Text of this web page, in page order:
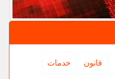
قانون خدمات